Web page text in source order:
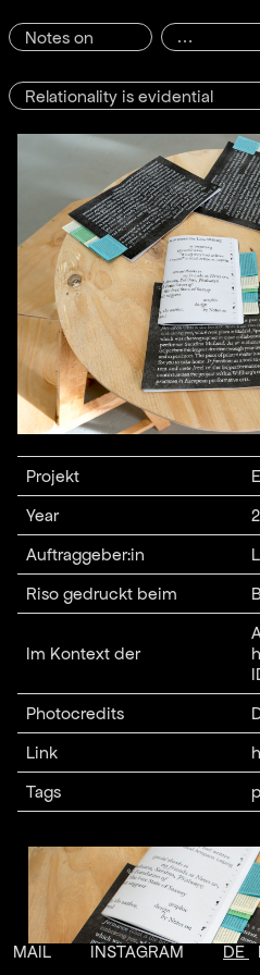
Notes on
Relationality is evidential
Projekt
Year
Auftraggeber:in
Riso gedruckt beim
Im Kontext der
Photocredits
Link
Tags
MAIL INSTAGRAM DE